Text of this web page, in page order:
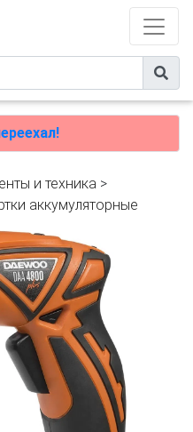
и техника >
аккумуляторные